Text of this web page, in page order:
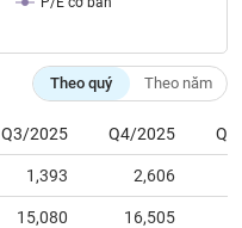
Theo quý Theo năm
Q3/2025 Q4/2025
1,393 2,606
15,080 16,505